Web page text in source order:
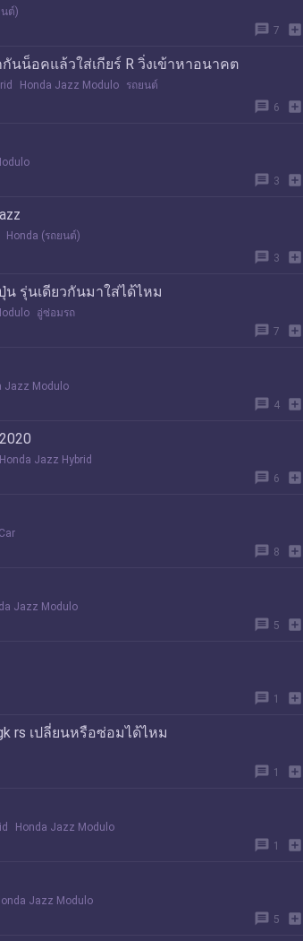
นต์)
message 7 add_box
กันน็อคแล้วใส่เกียร์ R วิ่งเข้าหาอนาคต
Honda Jazz Modulo
รถยนต์
message 6 add_box
message 3 add_box
Honda (รถยนต์)
message 3 add_box
น รุ่นเดียวกันมาใส่ได้ไหม
อู่ซ่อมรถ
message 7 add_box
Jazz Modulo
message 4 add_box
Honda Jazz Hybrid
message 6 add_box
message 8 add_box
Jazz Modulo
message 5 add_box
message 1 add_box
rs เปลี่ยนหรือซ่อมได้ไหม
message 1 add_box
Honda Jazz Modulo
message 1 add_box
Jazz Modulo
message 5 add_box